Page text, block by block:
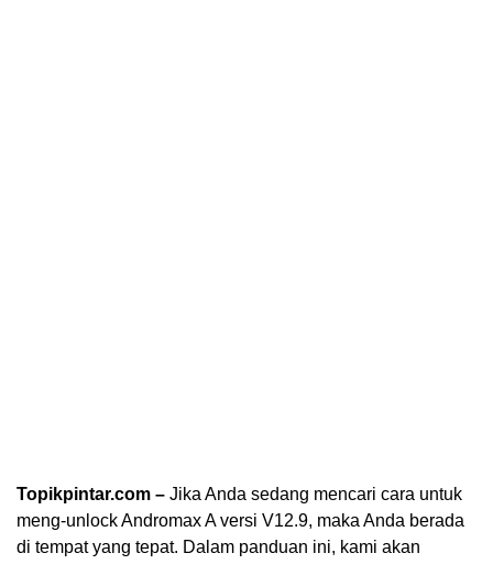
Topikpintar.com – Jika Anda sedang mencari cara untuk
meng-unlock Andromax A versi V12.9, maka Anda berada
di tempat yang tepat. Dalam panduan ini, kami akan